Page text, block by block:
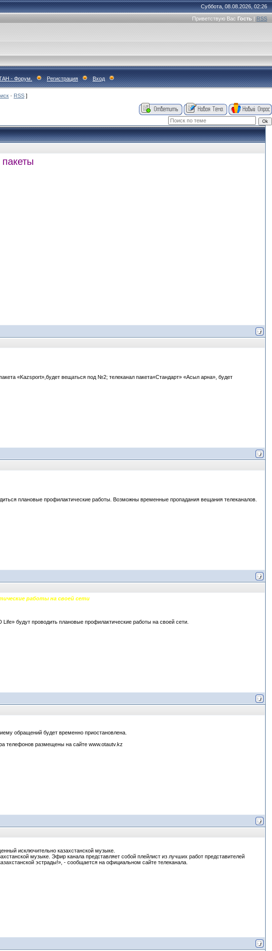
Суббота, 08.08.2026, 02:26
Приветствую Вас Гость | RSS
- Форум. Регистрация Вход
· RSS ]
пакеты
«Kazsport»,будет вещаться под №2; телеканал пакета«Стандарт» «Асыл арна», будет
плановые профилактические работы. Возможны временные пропадания вещания телеканалов.
работы на своей сети
будут проводить плановые профилактические работы на своей сети.
обращений будет временно приостановлена.
телефонов размещены на сайте www.otautv.kz
исключительно казахстанской музыке.
музыке. Эфир канала представляет собой плейлист из лучших работ представителей
эстрады!», - сообщается на официальном сайте телеканала.